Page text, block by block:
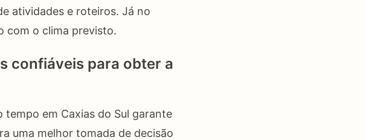
atividades e roteiros. Já no
com o clima previsto.
confiáveis para obter a
em Caxias do Sul garante
uma melhor tomada de decisão